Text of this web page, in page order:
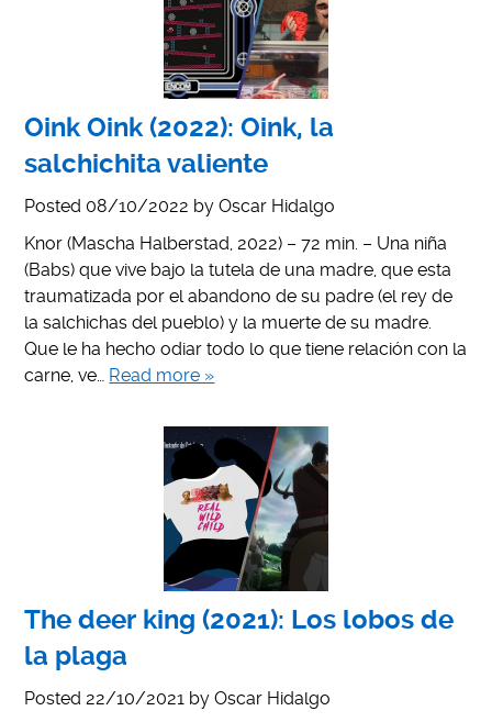
Oink Oink (2022): Oink, la
salchichita valiente
Posted 08/10/2022 byOscar Hidalgo
Knor (Mascha Halberstad, 2022) – 72 min. – Una niña
(Babs) que vive bajo la tutela de una madre, que esta
traumatizada por el abandono de su padre (el rey de
la salchichas del pueblo) y la muerte de su madre.
Que le ha hecho odiar todo lo que tiene relación con la
carne, ve… Read more »
The deer king (2021): Los lobos de
la plaga
Posted 22/10/2021 byOscar Hidalgo